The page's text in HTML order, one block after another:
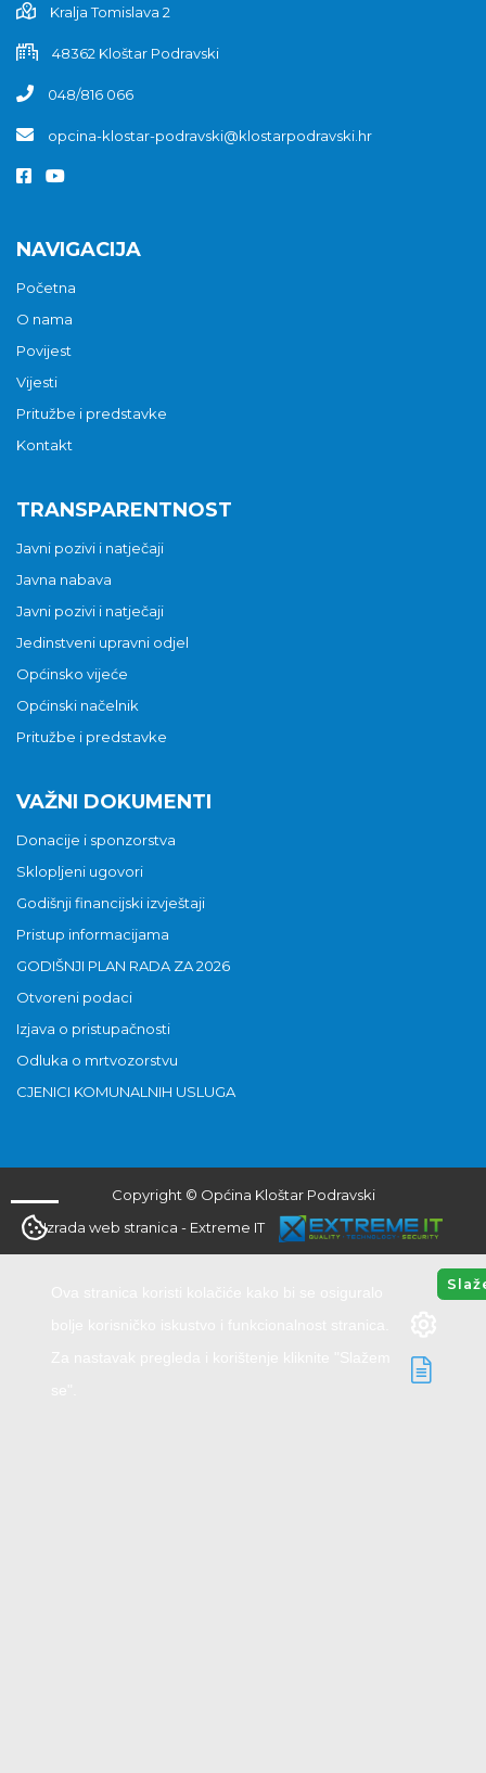
Kralja Tomislava 2
48362 Kloštar Podravski
048/816 066
opcina-klostar-podravski@klostarpodravski.hr
NAVIGACIJA
Početna
O nama
Povijest
Vijesti
Pritužbe i predstavke
Kontakt
TRANSPARENTNOST
Javni pozivi i natječaji
Javna nabava
Javni pozivi i natječaji
Jedinstveni upravni odjel
Općinsko vijeće
Općinski načelnik
Pritužbe i predstavke
VAŽNI DOKUMENTI
Donacije i sponzorstva
Sklopljeni ugovori
Godišnji financijski izvještaji
Pristup informacijama
GODIŠNJI PLAN RADA ZA 2026
Otvoreni podaci
Izjava o pristupačnosti
Odluka o mrtvozorstvu
CJENICI KOMUNALNIH USLUGA
Copyright © Općina Kloštar Podravski
Izrada web stranica - Extreme IT